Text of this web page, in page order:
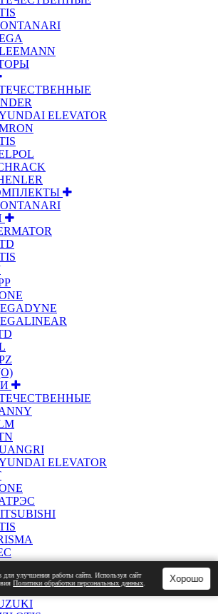
ELEVATOR
ELEVATOR
SIGMA
улучшения работы сайта. Используя сайт
Политики обработки персональных данных Хорошо